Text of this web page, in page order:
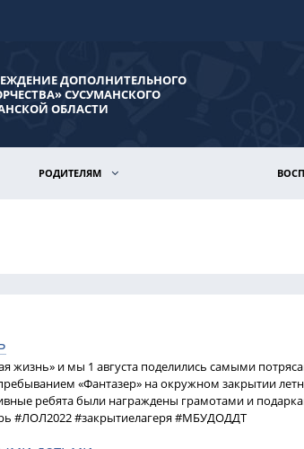
ДОПОЛНИТЕЛЬНОГО
СУСУМАНСКОГО
ОБЛАСТИ
РОДИТЕЛЯМ
жизнь» и мы 1 августа поделились самыми
«Фантазер» на окружном закрытии
ребята были награждены грамотами и
#ЛОЛ2022 #закрытиелагеря #МБУДОДДТ